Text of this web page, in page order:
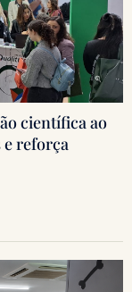
científica ao
e reforça